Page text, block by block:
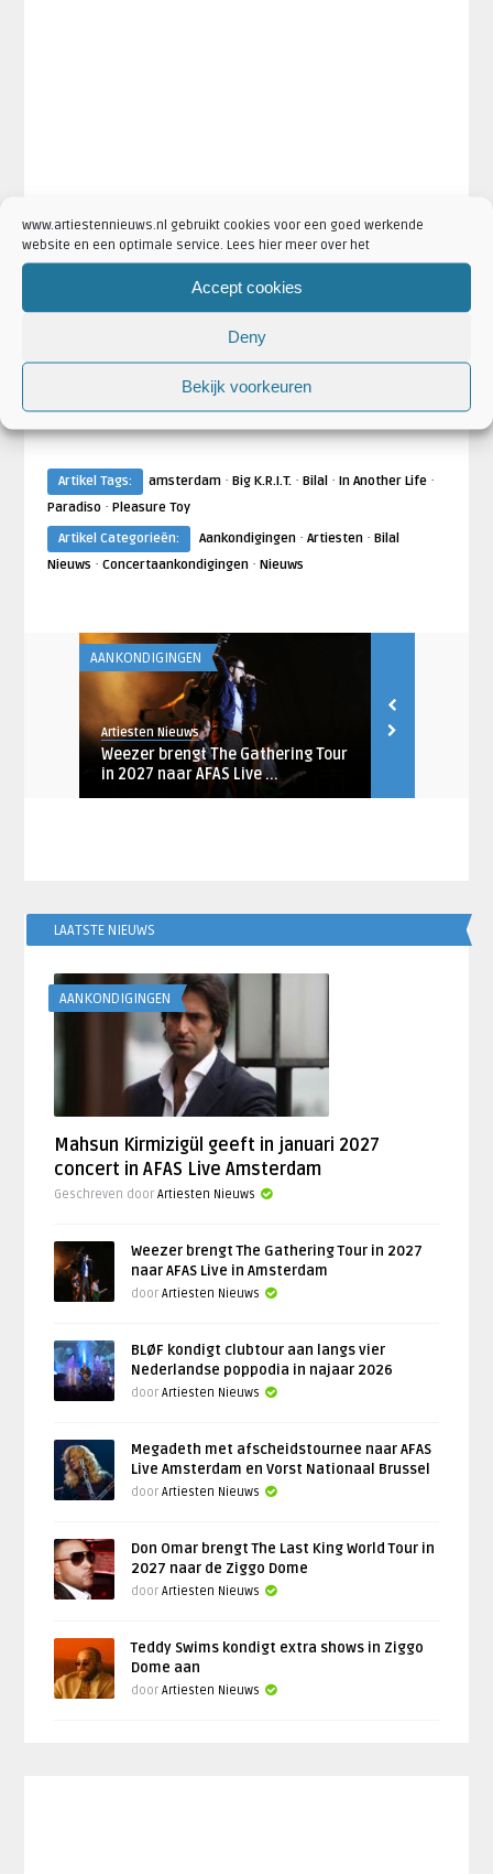
www.artiestennieuws.nl gebruikt cookies voor een goed werkende
website en een optimale service. Lees hier meer over het
Accept cookies
Deny
Bekijk voorkeuren
Artikel Tags: amsterdam· Big K.R.I.T.· Bilal· In Another Life·
Paradiso· Pleasure Toy
Artikel Categorieën:
Aankondigingen· Artiesten· Bilal
Nieuws · Concertaankondigingen· Nieuws
AANKONDIGINGEN
Artiesten Nieuws
Weezer brengt The Gathering Tour
in 2027 naar AFAS Live ...
LAATSTE NIEUWS
AANKONDIGINGEN
Mahsun Kirmizigül geeft in januari 2027
concert in AFAS Live Amsterdam
Geschreven doorArtiesten Nieuws
Weezer brengt The Gathering Tour in 2027
naar AFAS Live in Amsterdam
doorArtiesten Nieuws
BLØF kondigt clubtour aan langs vier
Nederlandse poppodia in najaar 2026
doorArtiesten Nieuws
Megadeth met afscheidstournee naar AFAS
Live Amsterdam en Vorst Nationaal Brussel
doorArtiesten Nieuws
Don Omar brengt The Last King World Tour in
2027 naar de Ziggo Dome
doorArtiesten Nieuws
Teddy Swims kondigt extra shows in Ziggo
Dome aan
doorArtiesten Nieuws